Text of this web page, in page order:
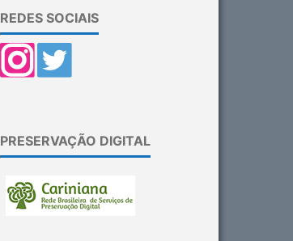
REDES SOCIAIS
PRESERVAÇÃO DIGITAL